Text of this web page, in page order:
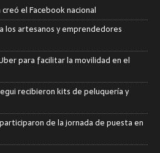
el Facebook nacional
los artesanos y emprendedores
para facilitar la movilidad en el
recibieron kits de peluquería y
de la jornada de puesta en